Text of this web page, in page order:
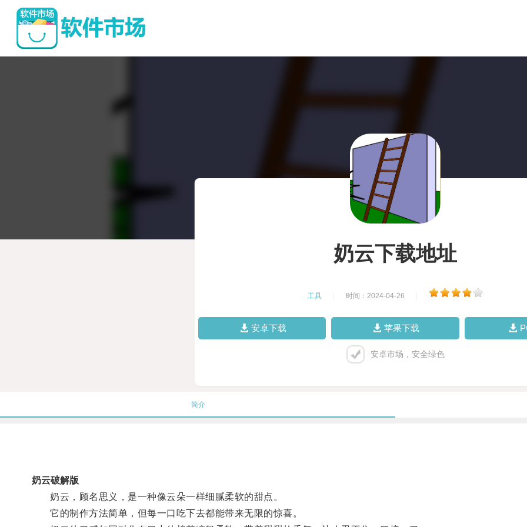
奶云下载地址
工具 时间：2024-04-26
安卓下载 苹果下载
安卓市场，安全绿色
简介
奶云破解版
奶云，顾名思义，是一种像云朵一样细腻柔软的甜点。
它的制作方法简单，但每一口吃下去都能带来无限的惊喜。